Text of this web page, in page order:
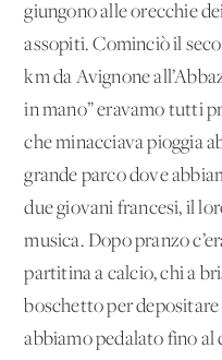
giungono alle orecchie
assopiti. Cominciò il
km da Avignone
in mano” eravamo tutti
che minacciava pioggia
grande parco dove
due giovani francesi, il
musica. Dopo pranzo
partitina a calcio, chi a
boschetto per
abbiamo pedalato fino al